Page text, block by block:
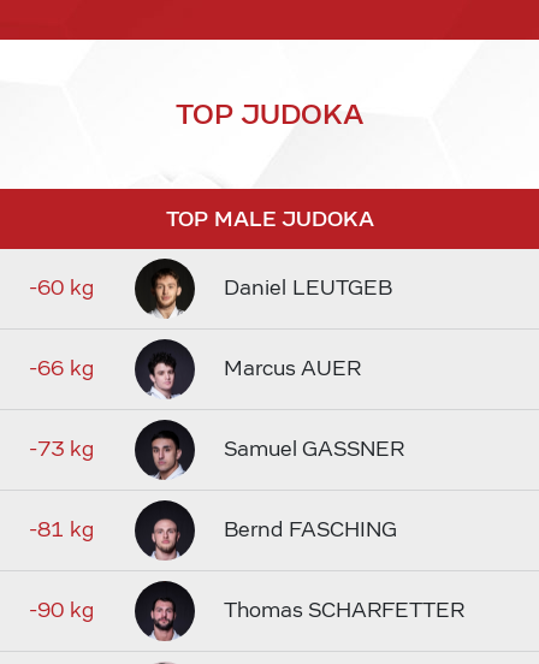
TOP JUDOKA
TOP MALE JUDOKA
-60 kg Daniel LEUTGEB
-66 kg Marcus AUER
-73 kg Samuel GASSNER
-81 kg Bernd FASCHING
-90 kg Thomas SCHARFETTER